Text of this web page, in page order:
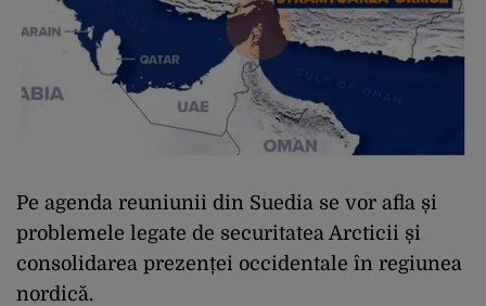
Pe agenda reuniunii din Suedia se vor afla și
problemele legate de securitatea Arcticii și
consolidarea prezenței occidentale în regiunea
nordică.